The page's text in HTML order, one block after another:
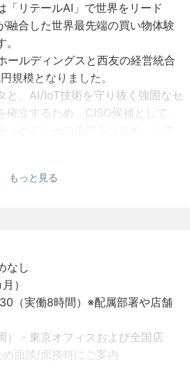
「リテールAI」で世界をリード
融合した世界最先端の買い物体験
ールディングスと西友の経営統合
規模となりました。
と、AI/IoT技術を守り抜く強固なセ
立するため、CISO候補として、
ておりますが、ご経験にあわせ
シー策定
、戦略ロードマップの立案と実
応
リスクマネジメント
底、モニタリング体制の強化
およびDevSecOps体制の構築
ーを組み合わせたSOC/CSIRT体
もっと見る
なし
）
（実働8時間）※配属部署や店舗
）・東京オフィスおよび全国店
面談/面接時にご案内